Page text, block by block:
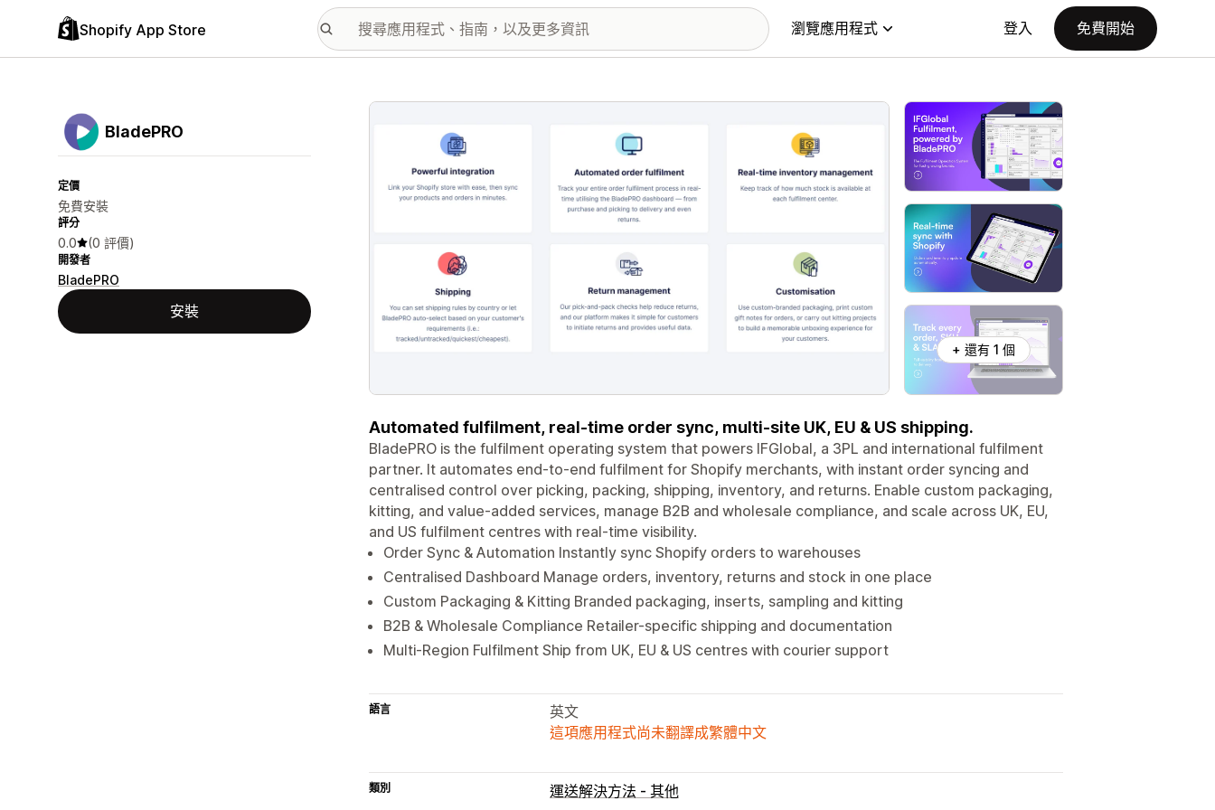
Shopify App Store 瀏覽應用程式 登入 免費開始
BladePRO
定價
免費安裝
評分
0.0 (0 評價)
開發者
BladePRO
安裝
主要圖片圖庫
+ 還有 1 個
Automated fulfilment, real-time order sync, multi-site UK, EU & US shipping.
BladePRO is the fulfilment operating system that powers IFGlobal, a 3PL and international fulfilment
partner. It automates end-to-end fulfilment for Shopify merchants, with instant order syncing and
centralised control over picking, packing, shipping, inventory, and returns. Enable custom packaging,
kitting, and value-added services, manage B2B and wholesale compliance, and scale across UK, EU,
and US fulfilment centres with real-time visibility.
Order Sync & Automation Instantly sync Shopify orders to warehouses
Centralised Dashboard Manage orders, inventory, returns and stock in one place
Custom Packaging & Kitting Branded packaging, inserts, sampling and kitting
B2B & Wholesale Compliance Retailer-specific shipping and documentation
Multi-Region Fulfilment Ship from UK, EU & US centres with courier support
語言
英文
這項應用程式尚未翻譯成繁體中文
類別 運送解決方法 - 其他